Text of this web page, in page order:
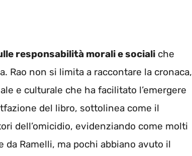
responsabilità morali e sociali che
Rao non si limita a raccontare la cronaca,
e culturale che ha facilitato l’emergere
del libro, sottolinea come il
dell’omicidio, evidenziando come molti
Ramelli, ma pochi abbiano avuto il